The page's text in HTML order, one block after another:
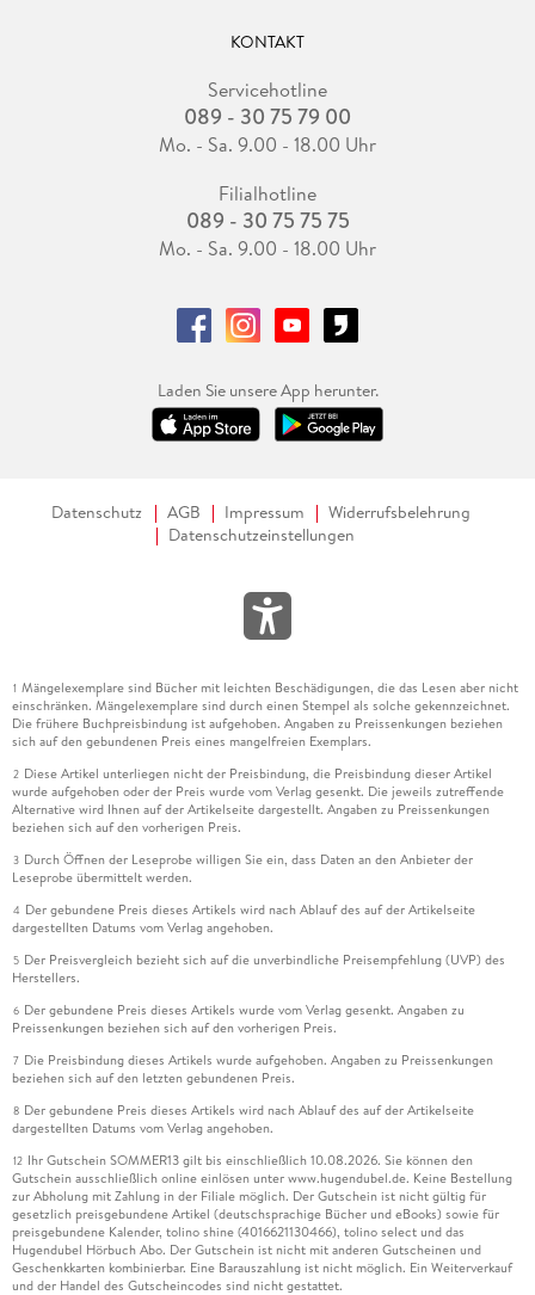
KONTAKT
Servicehotline
089 - 30 75 79 00
Mo. - Sa. 9.00 - 18.00 Uhr
Filialhotline
089 - 30 75 75 75
Mo. - Sa. 9.00 - 18.00 Uhr
Laden Sie unsere App herunter.
Datenschutz AGB Impressum
Widerrufsbelehrung
Datenschutzeinstellungen
1 Mängelexemplare sind Bücher mit leichten Beschädigungen, die das Lesen aber nicht
einschränken. Mängelexemplare sind durch einen Stempel als solche gekennzeichnet.
Die frühere Buchpreisbindung ist aufgehoben. Angaben zu Preissenkungen beziehen
sich auf den gebundenen Preis eines mangelfreien Exemplars.
2 Diese Artikel unterliegen nicht der Preisbindung, die Preisbindung dieser Artikel
wurde aufgehoben oder der Preis wurde vom Verlag gesenkt. Die jeweils zutreffende
Alternative wird Ihnen auf der Artikelseite dargestellt. Angaben zu Preissenkungen
beziehen sich auf den vorherigen Preis.
3 Durch Öffnen der Leseprobe willigen Sie ein, dass Daten an den Anbieter der
Leseprobe übermittelt werden.
4 Der gebundene Preis dieses Artikels wird nach Ablauf des auf der Artikelseite
dargestellten Datums vom Verlag angehoben.
5 Der Preisvergleich bezieht sich auf die unverbindliche Preisempfehlung (UVP) des
Herstellers.
6 Der gebundene Preis dieses Artikels wurde vom Verlag gesenkt. Angaben zu
Preissenkungen beziehen sich auf den vorherigen Preis.
7 Die Preisbindung dieses Artikels wurde aufgehoben. Angaben zu Preissenkungen
beziehen sich auf den letzten gebundenen Preis.
8 Der gebundene Preis dieses Artikels wird nach Ablauf des auf der Artikelseite
dargestellten Datums vom Verlag angehoben.
12 Ihr Gutschein SOMMER13 gilt bis einschließlich 10.08.2026. Sie können den
Gutschein ausschließlich online einlösen unter www.hugendubel.de. Keine Bestellung
zur Abholung mit Zahlung in der Filiale möglich. Der Gutschein ist nicht gültig für
gesetzlich preisgebundene Artikel (deutschsprachige Bücher und eBooks) sowie für
preisgebundene Kalender, tolino shine (4016621130466), tolino select und das
Hugendubel Hörbuch Abo. Der Gutschein ist nicht mit anderen Gutscheinen und
Geschenkkarten kombinierbar. Eine Barauszahlung ist nicht möglich. Ein Weiterverkauf
und der Handel des Gutscheincodes sind nicht gestattet.